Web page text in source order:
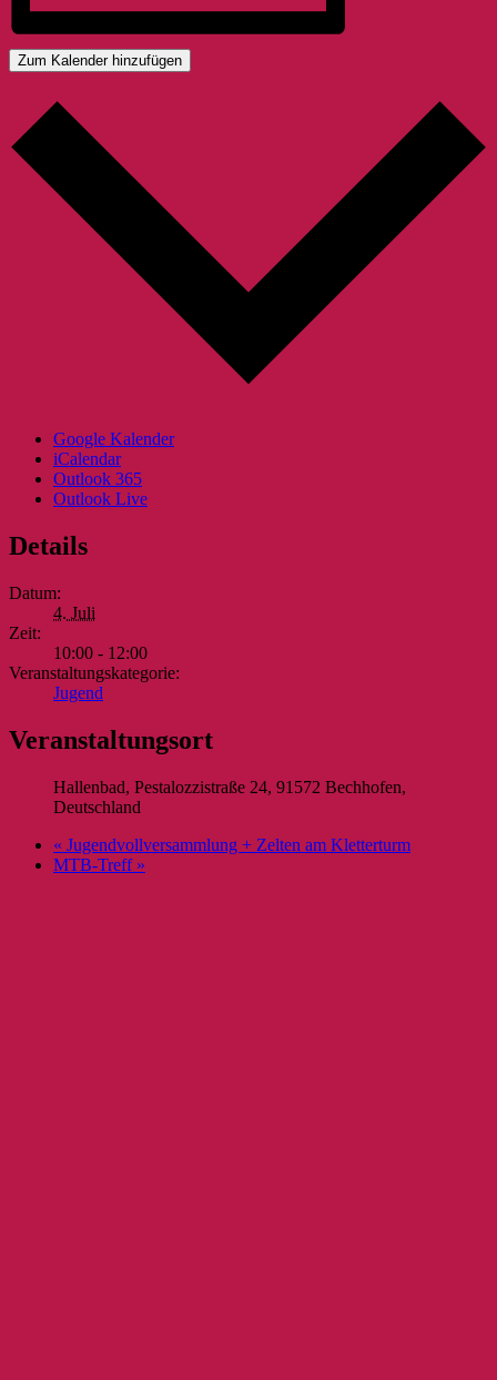
Zum Kalender hinzufügen
Google Kalender
iCalendar
Outlook 365
Outlook Live
Details
Datum:
4. Juli
Zeit:
10:00 - 12:00
Veranstaltungskategorie:
Jugend
Veranstaltungsort
Hallenbad, Pestalozzistraße 24, 91572 Bechhofen,
Deutschland
« Jugendvollversammlung + Zelten am Kletterturm
MTB-Treff »